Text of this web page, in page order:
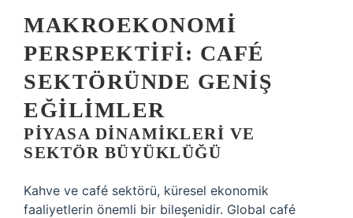
MAKROEKONOMI
PERSPEKTIFI: CAFÉ
SEKTÖRÜNDE GENIŞ
EĞILIMLER
PIYASA DINAMIKLERI VE
SEKTÖR BÜYÜKLÜĞÜ
Kahve ve café sektörü, küresel ekonomik
faaliyetlerin önemli bir bileşenidir. Global café